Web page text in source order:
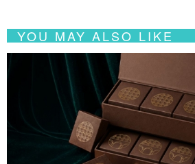
YOU MAY ALSO LIKE